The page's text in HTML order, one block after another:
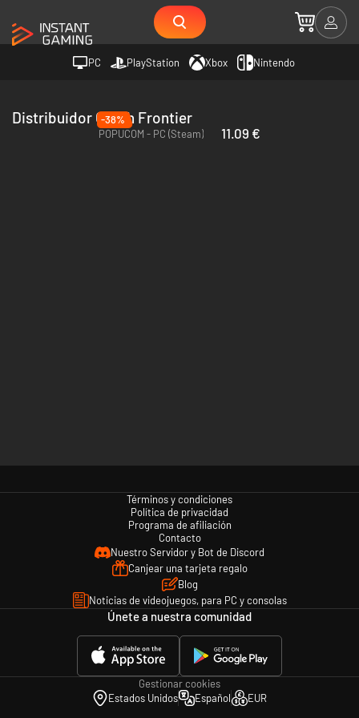
PC PlayStation Xbox Nintendo
Distribuidor Gryph Frontier
-38%
POPUCOM - PC (Steam)
11.09 €
Términos y condiciones
Política de privacidad
Programa de afiliación
Contacto
Nuestro Servidor y Bot de Discord
Canjear una tarjeta regalo
Blog
Noticias de videojuegos, para PC y consolas
Únete a nuestra comunidad
Gestionar cookies
Estados Unidos
Español EUR